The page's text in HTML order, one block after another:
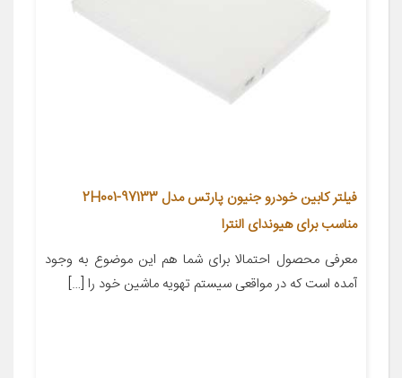
فیلتر کابین خودرو جنیون پارتس مدل 97133-2H001
مناسب برای هیوندای النترا
معرفی محصول احتمالا برای شما هم این موضوع به وجود
آمده است که در مواقعی سیستم تهویه ماشین خود را […]